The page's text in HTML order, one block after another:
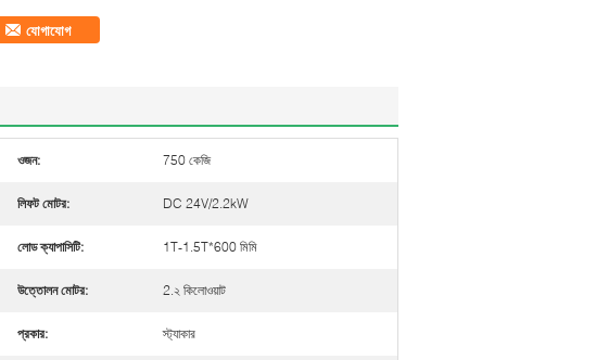
যোগাযোগ
ওজন: 750 কেজি
লিফট মোটর: DC 24V/2.2kW
লোড ক্যাপাসিটি: 1T-1.5T*600 মিমি
উত্তোলন মোটর: 2.২ কিলোওয়াট
প্রকার: স্ট্যাকার